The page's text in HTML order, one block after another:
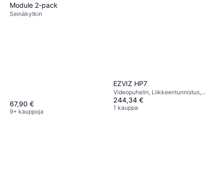
Module 2-pack
Seinäkytkin
67,90 €
9+ kauppoja
EZVIZ HP7
Videopuhelin, Liikkeentunnistus,
Tallennettava
244,34 €
1 kauppa